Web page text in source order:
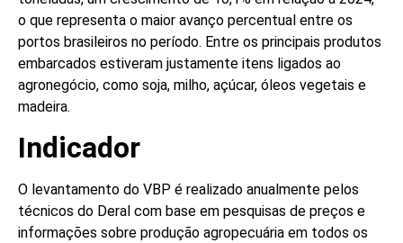
o que representa o maior avanço percentual entre os
portos brasileiros no período. Entre os principais produtos
embarcados estiveram justamente itens ligados ao
agronegócio, como soja, milho, açúcar, óleos vegetais e
madeira.
Indicador
O levantamento do VBP é realizado anualmente pelos
técnicos do Deral com base em pesquisas de preços e
informações sobre produção agropecuária em todos os